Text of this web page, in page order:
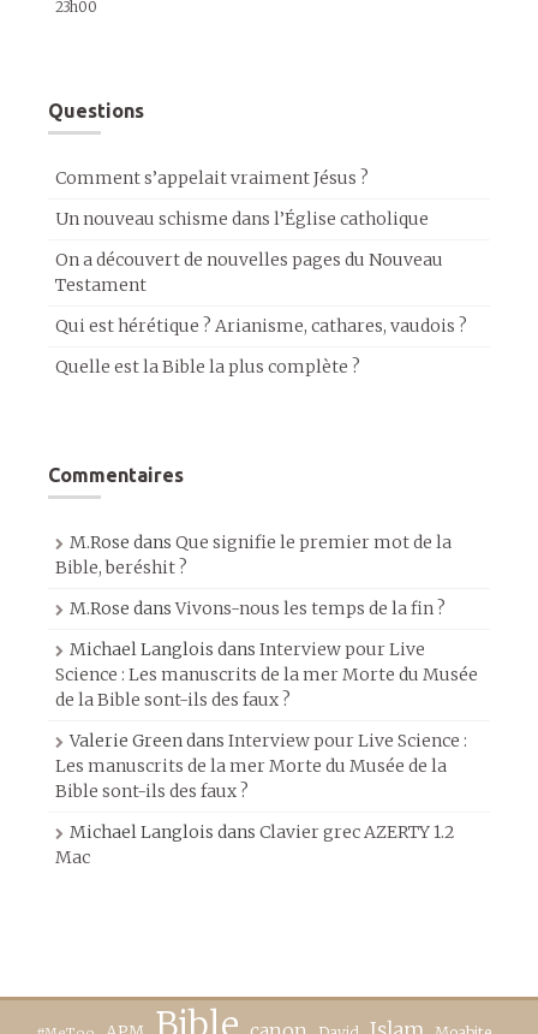
23h00
Questions
Comment s’appelait vraiment Jésus ?
Un nouveau schisme dans l’Église catholique
On a découvert de nouvelles pages du Nouveau
Testament
Qui est hérétique ? Arianisme, cathares, vaudois ?
Quelle est la Bible la plus complète ?
Commentaires
M.Rose dans Que signifie le premier mot de la
Bible, beréshit ?
M.Rose dansVivons-nous les temps de la fin ?
Michael Langlois dans Interview pour Live
Science : Les manuscrits de la mer Morte du Musée
de la Bible sont-ils des faux ?
Valerie Greendans Interview pour Live Science :
Les manuscrits de la mer Morte du Musée de la
Bible sont-ils des faux ?
Michael Langlois dans Clavier grec AZERTY 1.2
Mac
Bible